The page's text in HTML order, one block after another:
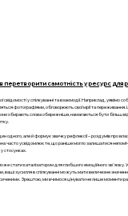
самотність у ресурс для
свідомості у спілкуванні та взаємодії. Наприклад, уявімо
фотографіями, обговорюють свої мрії та
обирають слова обережніше, намагаються бути більш
одного, але й формує звичку рефлексії – роздумів про
часто усвідомлює те, що раніше могло залишатися
стосунках.
стати каталізатором для глибшого емоційного
ваші зусилля в спілкуванні можуть мати величезне
Зрештою, ми вчимося цінувати не лише моменти